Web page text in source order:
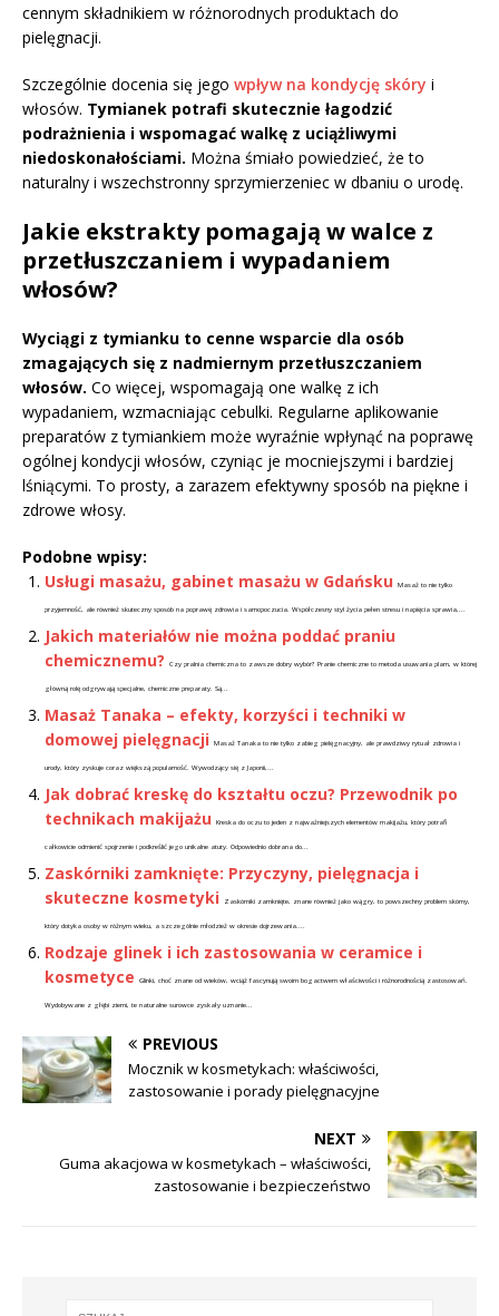
cennym składnikiem w różnorodnych produktach do
pielęgnacji.
Szczególnie docenia się jego wpływ na kondycję skóry i
włosów. Tymianek potrafi skutecznie łagodzić
podrażnienia i wspomagać walkę z uciążliwymi
niedoskonałościami. Można śmiało powiedzieć, że to
naturalny i wszechstronny sprzymierzeniec w dbaniu o urodę.
Jakie ekstrakty pomagają w walce z
przetłuszczaniem i wypadaniem
włosów?
Wyciągi z tymianku to cenne wsparcie dla osób
zmagających się z nadmiernym przetłuszczaniem
włosów. Co więcej, wspomagają one walkę z ich
wypadaniem, wzmacniając cebulki. Regularne aplikowanie
preparatów z tymiankiem może wyraźnie wpłynąć na poprawę
ogólnej kondycji włosów, czyniąc je mocniejszymi i bardziej
lśniącymi. To prosty, a zarazem efektywny sposób na piękne i
zdrowe włosy.
Podobne wpisy:
Usługi masażu, gabinet masażu w Gdańsku
Masaż to nie tylko
przyjemność, ale również skuteczny sposób na poprawę zdrowia i samopoczucia. Współczesny styl życia pełen stresu i napięcia sprawia,...
Jakich materiałów nie można poddać praniu
chemicznemu?
Czy pralnia chemiczna to zawsze dobry wybór? Pranie chemiczne to metoda usuwania plam, w której
główną rolę odgrywają specjalne, chemiczne preparaty. Są...
Masaż Tanaka – efekty, korzyści i techniki w
domowej pielęgnacji
Masaż Tanaka to nie tylko zabieg pielęgnacyjny, ale prawdziwy rytuał zdrowia i
urody, który zyskuje coraz większą popularność. Wywodzący się z Japonii,...
Jak dobrać kreskę do kształtu oczu? Przewodnik po
technikach makijażu
Kreska do oczu to jeden z najważniejszych elementów makijażu, który potrafi
całkowicie odmienić spojrzenie i podkreślić jego unikalne atuty. Odpowiednio dobrana do...
Zaskórniki zamknięte: Przyczyny, pielęgnacja i
skuteczne kosmetyki
Zaskórniki zamknięte, znane również jako wągry, to powszechny problem skórny,
który dotyka osoby w różnym wieku, a szczególnie młodzież w okresie dojrzewania....
Rodzaje glinek i ich zastosowania w ceramice i
kosmetyce
Glinki, choć znane od wieków, wciąż fascynują swoim bogactwem właściwości i różnorodnością zastosowań.
Wydobywane z głębi ziemi, te naturalne surowce zyskały uznanie...
PREVIOUS
Mocznik w kosmetykach: właściwości,
zastosowanie i porady pielęgnacyjne
NEXT
Guma akacjowa w kosmetykach – właściwości,
zastosowanie i bezpieczeństwo